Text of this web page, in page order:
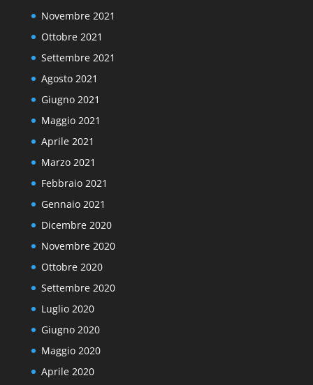
Novembre 2021
Ottobre 2021
Settembre 2021
Agosto 2021
Giugno 2021
Maggio 2021
Aprile 2021
Marzo 2021
Febbraio 2021
Gennaio 2021
Dicembre 2020
Novembre 2020
Ottobre 2020
Settembre 2020
Luglio 2020
Giugno 2020
Maggio 2020
Aprile 2020